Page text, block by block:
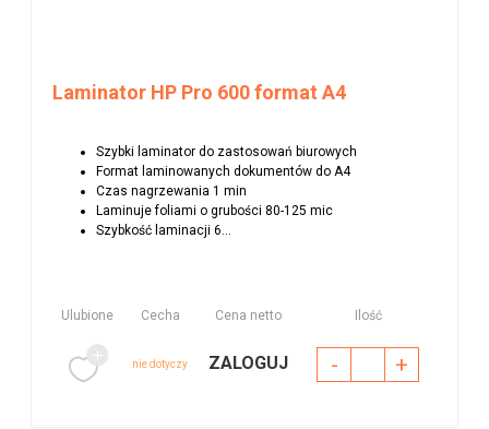
Laminator HP Pro 600 format A4
Szybki laminator do zastosowań biurowych
Format laminowanych dokumentów do A4
Czas nagrzewania 1 min
Laminuje foliami o grubości 80-125 mic
Szybkość laminacji 6...
Ulubione Cecha Cena netto Ilość
nie dotyczy ZALOGUJ - +